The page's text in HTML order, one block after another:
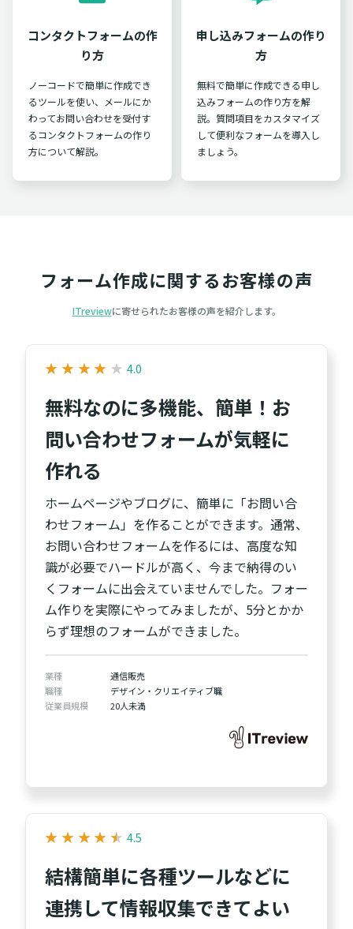
コンタクトフォームの作
り方
ノーコードで簡単に作成でき
るツールを使い、メールにか
わってお問い合わせを受付す
るコンタクトフォームの作り
方について解説。
申し込みフォームの作り
方
無料で簡単に作成できる申し
込みフォームの作り方を解
説。質問項目をカスタマイズ
して便利なフォームを導入し
ましょう。
フォーム作成に関するお客様の声
ITreviewに寄せられたお客様の声を紹介します。
★
★ ★
★ ★
★ ★
★ ★
★ 4.0
無料なのに多機能、簡単！お
問い合わせフォームが気軽に
作れる
ホームページやブログに、簡単に「お問い合
わせフォーム」を作ることができます。通常、
お問い合わせフォームを作るには、高度な知
識が必要でハードルが高く、今まで納得のい
くフォームに出会えていませんでした。フォー
ム作りを実際にやってみましたが、5分とかか
らず理想のフォームができました。
業種
通信販売
職種
デザイン・クリエイティブ職
従業員規模
20人未満
★
★ ★
★ ★
★ ★
★ ★
★ 4.5
結構簡単に各種ツールなどに
連携して情報収集できてよい